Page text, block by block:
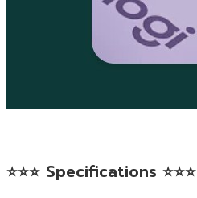
⭐⭐⭐ Specifications ⭐⭐⭐